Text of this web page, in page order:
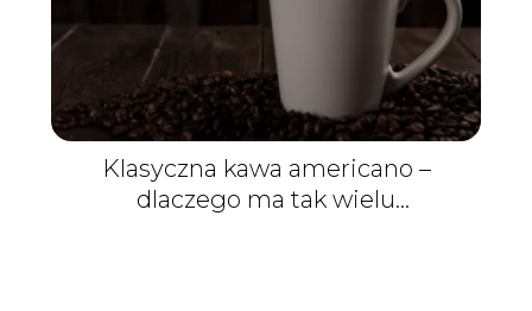
Klasyczna kawa americano –
dlaczego ma tak wielu